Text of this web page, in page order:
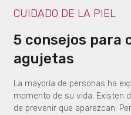
CUIDADO DE LA PIEL
5 consejos para
agujetas
La mayoría de personas ha
momento de su vida. Existen
de prevenir que aparezcan.